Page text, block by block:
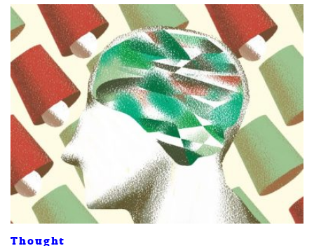
Thought